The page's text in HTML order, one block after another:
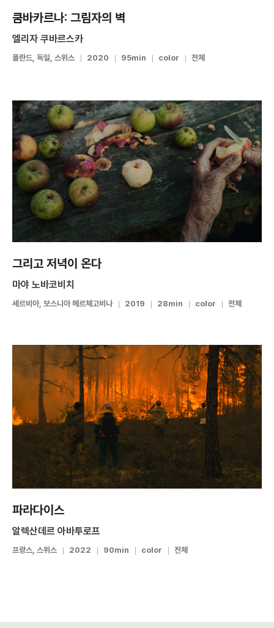
쿰바카르나: 그림자의 벽
엘리자 쿠바르스카
폴란드, 독일, 스위스 2020 95min color 전체
그리고 저녁이 온다
마야 노바코비치
세르비아, 보스니아 헤르체고비나 2019 28min color 전체
파라다이스
알렉산데르 아바투로프
프랑스, 스위스 2022 90min color 전체